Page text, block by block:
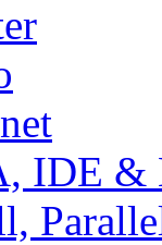
IDE &